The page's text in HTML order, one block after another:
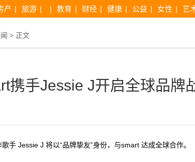
产 | 旅游 | | 教育 | 财经 | 健康 | 公益 | 女性 | 艺
> 正文
携手Jessie J开启全球品牌
手 Jessie J 将以“品牌挚友”身份，与smart 达成全球合作。